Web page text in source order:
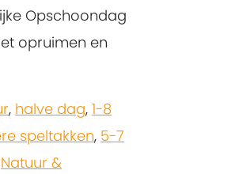
Opschoondag
opruimen en
, halve dag, 1-8
speltakken, 5-7
Natuur &